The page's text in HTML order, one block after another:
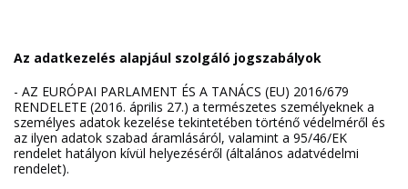
Az adatkezelés alapjául szolgáló jogszabályok
- AZ EURÓPAI PARLAMENT ÉS A TANÁCS (EU) 2016/679
RENDELETE (2016. április 27.) a természetes személyeknek a
személyes adatok kezelése tekintetében történő védelméről és
az ilyen adatok szabad áramlásáról, valamint a 95/46/EK
rendelet hatályon kívül helyezéséről (általános adatvédelmi
rendelet).